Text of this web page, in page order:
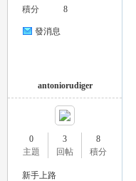
積分 8
發消息
antoniorudiger
0
主題
3
回帖
8
積分
新手上路